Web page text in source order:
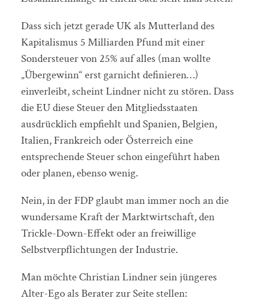
Dass sich jetzt gerade UK als Mutterland des
Kapitalismus 5 Milliarden Pfund mit einer
Sondersteuer von 25% auf alles (man wollte
„Übergewinn“ erst garnicht definieren…)
einverleibt, scheint Lindner nicht zu stören. Dass
die EU diese Steuer den Mitgliedsstaaten
ausdrücklich empfiehlt und Spanien, Belgien,
Italien, Frankreich oder Österreich eine
entsprechende Steuer schon eingeführt haben
oder planen, ebenso wenig.
Nein, in der FDP glaubt man immer noch an die
wundersame Kraft der Marktwirtschaft, den
Trickle-Down-Effekt oder an freiwillige
Selbstverpflichtungen der Industrie.
Man möchte Christian Lindner sein jüngeres
Alter-Ego als Berater zur Seite stellen: